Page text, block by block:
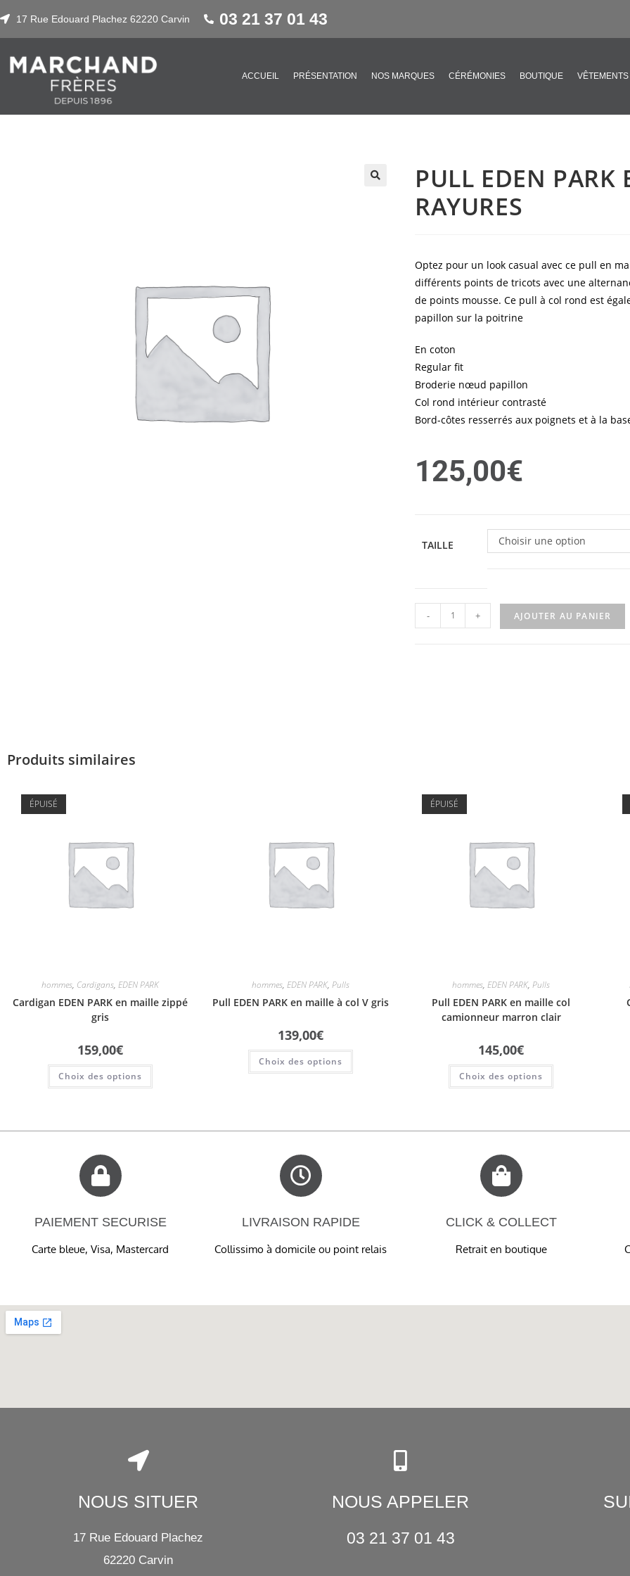
17 Rue Edouard Plachez 62220 Carvin 03 21 37 01 43
ACCUEIL PRÉSENTATION NOS MARQUES CÉRÉMONIES BOUTIQUE VÊTEMENTS
PULL EDEN PARK
RAYURES
Optez pour un look casual avec ce pull en
différents points de tricots avec une
de points mousse. Ce pull à col rond est
papillon sur la poitrine
En coton
Regular fit
Broderie nœud papillon
Col rond intérieur contrasté
Bord-côtes resserrés aux poignets et à la
125,00€
TAILLE Choisir une option
- + AJOUTER AU PANIER
Produits similaires
ÉPUISÉ
hommes, Cardigans, EDEN PARK
Cardigan EDEN PARK en maille zippé
gris
159,00€
Choix des options
hommes, EDEN PARK, Pulls
Pull EDEN PARK en maille à col V gris
139,00€
Choix des options
ÉPUISÉ
hommes, EDEN PARK, Pulls
Pull EDEN PARK en maille col
camionneur marron clair
145,00€
Choix des options
PAIEMENT SECURISE
Carte bleue, Visa, Mastercard
LIVRAISON RAPIDE
Collissimo à domicile ou point relais
CLICK & COLLECT
Retrait en boutique
NOUS SITUER
17 Rue Edouard Plachez
62220 Carvin
NOUS APPELER
03 21 37 01 43